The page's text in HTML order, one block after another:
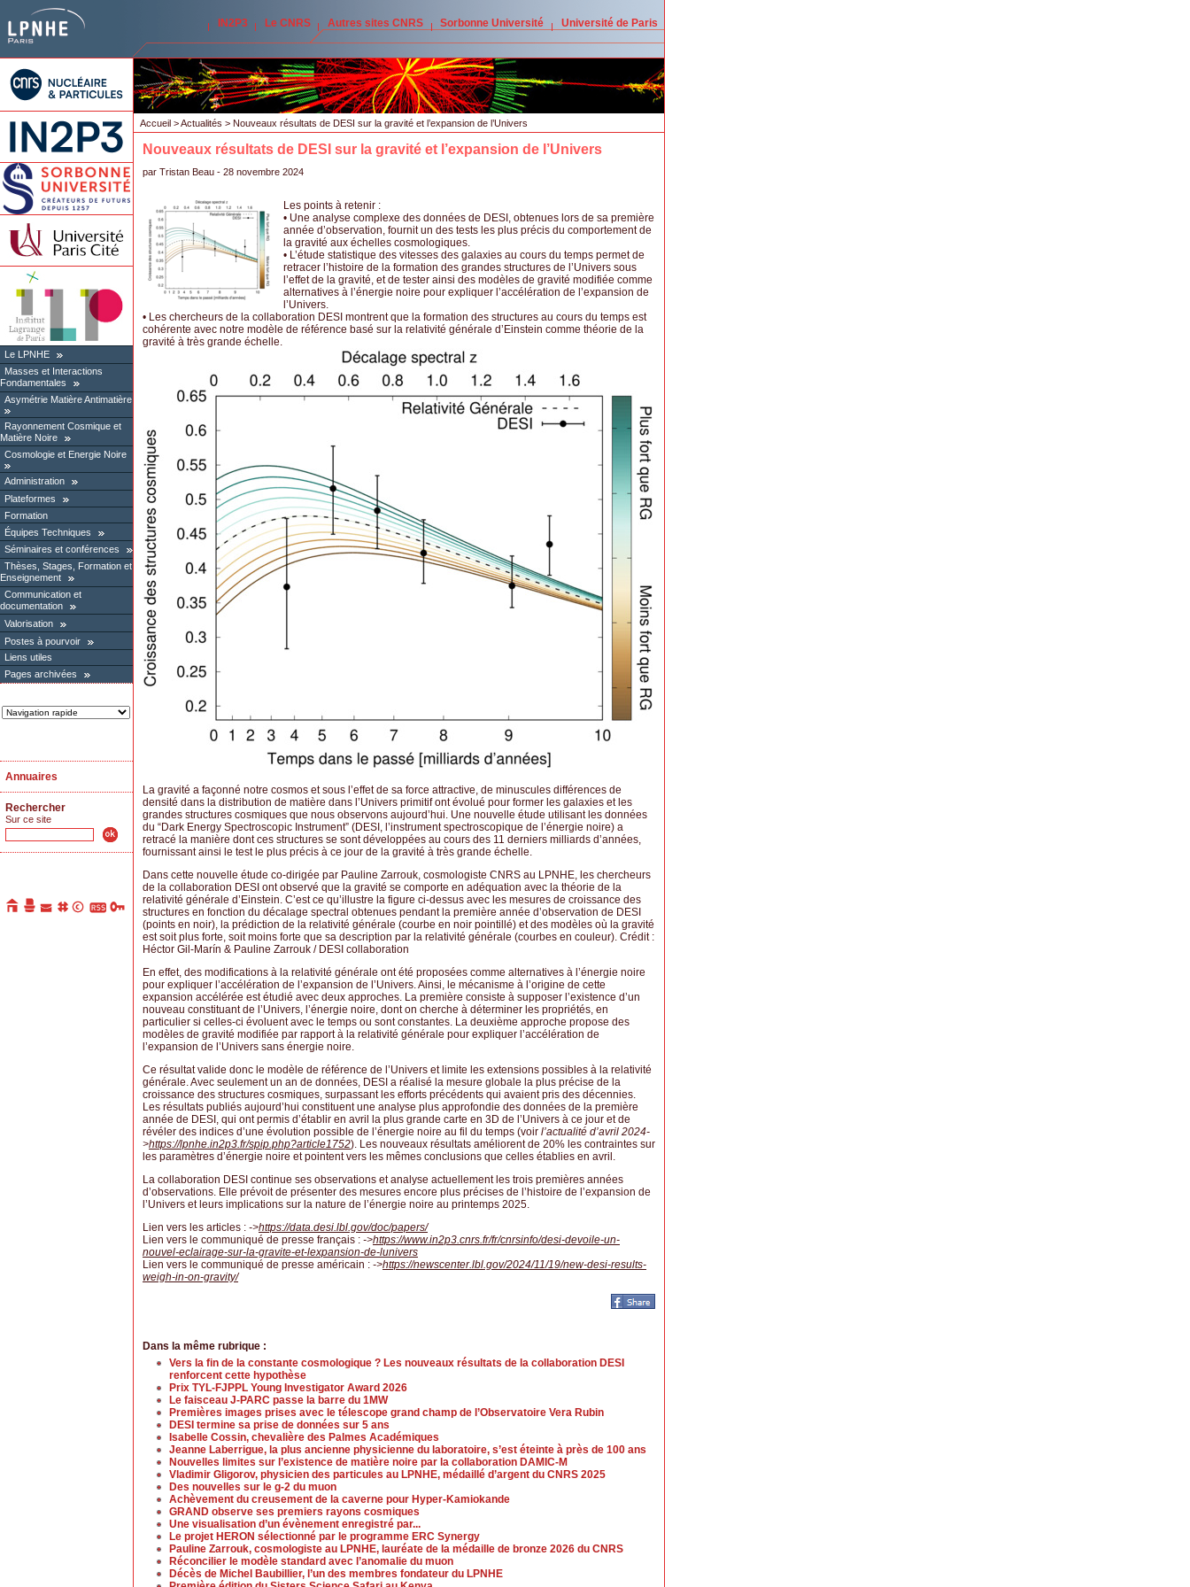
IN2P3 Le CNRS Autres sites CNRS Sorbonne Université Université de Paris
Le LPNHE
Masses et Interactions
Fondamentales
Asymétrie Matière Antimatière
Rayonnement Cosmique et
Matière Noire
Cosmologie et Energie Noire
Administration
Plateformes
Formation
Équipes Techniques
Séminaires et conférences
Thèses, Stages, Formation et
Enseignement
Communication et
documentation
Valorisation
Postes à pourvoir
Liens utiles
Pages archivées
Annuaires
Rechercher
Sur ce site
Accueil >Actualités > Nouveaux résultats de DESI sur la gravité et l’expansion de l’Univers
Nouveaux résultats de DESI sur la gravité et l’expansion de l’Univers
par Tristan Beau - 28 novembre 2024
Les points à retenir :
• Une analyse complexe des données de DESI, obtenues lors de sa première
année d’observation, fournit un des tests les plus précis du comportement de
la gravité aux échelles cosmologiques.
• L’étude statistique des vitesses des galaxies au cours du temps permet de
retracer l’histoire de la formation des grandes structures de l’Univers sous
l’effet de la gravité, et de tester ainsi des modèles de gravité modifiée comme
alternatives à l’énergie noire pour expliquer l’accélération de l’expansion de
l’Univers.
• Les chercheurs de la collaboration DESI montrent que la formation des structures au cours du temps est
cohérente avec notre modèle de référence basé sur la relativité générale d’Einstein comme théorie de la
gravité à très grande échelle.
La gravité a façonné notre cosmos et sous l’effet de sa force attractive, de minuscules différences de
densité dans la distribution de matière dans l’Univers primitif ont évolué pour former les galaxies et les
grandes structures cosmiques que nous observons aujourd’hui. Une nouvelle étude utilisant les données
du “Dark Energy Spectroscopic Instrument” (DESI, l’instrument spectroscopique de l’énergie noire) a
retracé la manière dont ces structures se sont développées au cours des 11 derniers milliards d’années,
fournissant ainsi le test le plus précis à ce jour de la gravité à très grande échelle.
Dans cette nouvelle étude co-dirigée par Pauline Zarrouk, cosmologiste CNRS au LPNHE, les chercheurs
de la collaboration DESI ont observé que la gravité se comporte en adéquation avec la théorie de la
relativité générale d’Einstein. C’est ce qu’illustre la figure ci-dessus avec les mesures de croissance des
structures en fonction du décalage spectral obtenues pendant la première année d’observation de DESI
(points en noir), la prédiction de la relativité générale (courbe en noir pointillé) et des modèles où la gravité
est soit plus forte, soit moins forte que sa description par la relativité générale (courbes en couleur). Crédit :
Héctor Gil-Marín & Pauline Zarrouk / DESI collaboration
En effet, des modifications à la relativité générale ont été proposées comme alternatives à l’énergie noire
pour expliquer l’accélération de l’expansion de l’Univers. Ainsi, le mécanisme à l’origine de cette
expansion accélérée est étudié avec deux approches. La première consiste à supposer l’existence d’un
nouveau constituant de l’Univers, l’énergie noire, dont on cherche à déterminer les propriétés, en
particulier si celles-ci évoluent avec le temps ou sont constantes. La deuxième approche propose des
modèles de gravité modifiée par rapport à la relativité générale pour expliquer l’accélération de
l’expansion de l’Univers sans énergie noire.
Ce résultat valide donc le modèle de référence de l’Univers et limite les extensions possibles à la relativité
générale. Avec seulement un an de données, DESI a réalisé la mesure globale la plus précise de la
croissance des structures cosmiques, surpassant les efforts précédents qui avaient pris des décennies.
Les résultats publiés aujourd’hui constituent une analyse plus approfondie des données de la première
année de DESI, qui ont permis d’établir en avril la plus grande carte en 3D de l’Univers à ce jour et de
révéler des indices d’une évolution possible de l’énergie noire au fil du temps (voir l’actualité d’avril 2024-
>https://lpnhe.in2p3.fr/spip.php?article1752). Les nouveaux résultats améliorent de 20% les contraintes sur
les paramètres d’énergie noire et pointent vers les mêmes conclusions que celles établies en avril.
La collaboration DESI continue ses observations et analyse actuellement les trois premières années
d’observations. Elle prévoit de présenter des mesures encore plus précises de l’histoire de l’expansion de
l’Univers et leurs implications sur la nature de l’énergie noire au printemps 2025.
Lien vers les articles : ->https://data.desi.lbl.gov/doc/papers/
Lien vers le communiqué de presse français : ->https://www.in2p3.cnrs.fr/fr/cnrsinfo/desi-devoile-un-
nouvel-eclairage-sur-la-gravite-et-lexpansion-de-lunivers
Lien vers le communiqué de presse américain : ->https://newscenter.lbl.gov/2024/11/19/new-desi-results-
weigh-in-on-gravity/
Dans la même rubrique :
Vers la fin de la constante cosmologique ? Les nouveaux résultats de la collaboration DESI
renforcent cette hypothèse
Prix TYL-FJPPL Young Investigator Award 2026
Le faisceau J-PARC passe la barre du 1MW
Premières images prises avec le télescope grand champ de l’Observatoire Vera Rubin
DESI termine sa prise de données sur 5 ans
Isabelle Cossin, chevalière des Palmes Académiques
Jeanne Laberrigue, la plus ancienne physicienne du laboratoire, s’est éteinte à près de 100 ans
Nouvelles limites sur l’existence de matière noire par la collaboration DAMIC-M
Vladimir Gligorov, physicien des particules au LPNHE, médaillé d’argent du CNRS 2025
Des nouvelles sur le g-2 du muon
Achèvement du creusement de la caverne pour Hyper-Kamiokande
GRAND observe ses premiers rayons cosmiques
Une visualisation d’un évènement enregistré par...
Le projet HERON sélectionné par le programme ERC Synergy
Pauline Zarrouk, cosmologiste au LPNHE, lauréate de la médaille de bronze 2026 du CNRS
Réconcilier le modèle standard avec l’anomalie du muon
Décès de Michel Baubillier, l’un des membres fondateur du LPNHE